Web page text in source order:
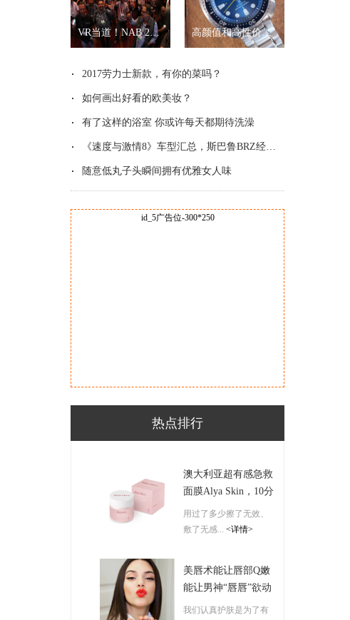
VR当道！NAB 2017展会全景拍摄新品一览 高颜值和高性价比？就是精工“乌龟”和“武士”
2017劳力士新款，有你的菜吗？
如何画出好看的欧美妆？
有了这样的浴室 你或许每天都期待洗澡
《速度与激情8》车型汇总，斯巴鲁BRZ经典改
随意低丸子头瞬间拥有优雅女人味
id_5广告位-300*250
热点排行
澳大利亚超有感急救
面膜Alya Skin，10分
钟带来神仙高光肌！
用过了多少擦了无效、
敷了无感... <详情>
美唇术能让唇部Q嫩
能让男神“唇唇”欲动
我们认真护肤是为了有